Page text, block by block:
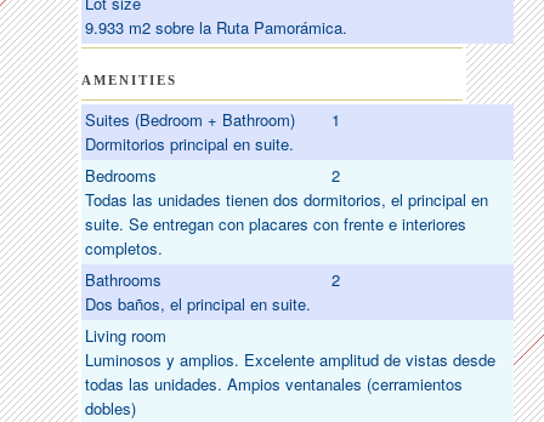
9.933 m2 sobre la Ruta Pamorámica.
AMENITIES
Suites (Bedroom + Bathroom)
1
Dormitorios principal en suite.
Bedrooms
2
Todas las unidades tienen dos dormitorios, el principal en
suite. Se entregan con placares con frente e interiores
completos.
Bathrooms
2
Dos baños, el principal en suite.
Living room
Luminosos y amplios. Excelente amplitud de vistas desde
todas las unidades. Ampios ventanales (cerramientos
dobles)